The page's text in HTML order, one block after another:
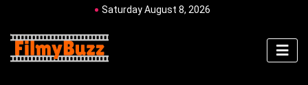
Saturday August 8, 2026